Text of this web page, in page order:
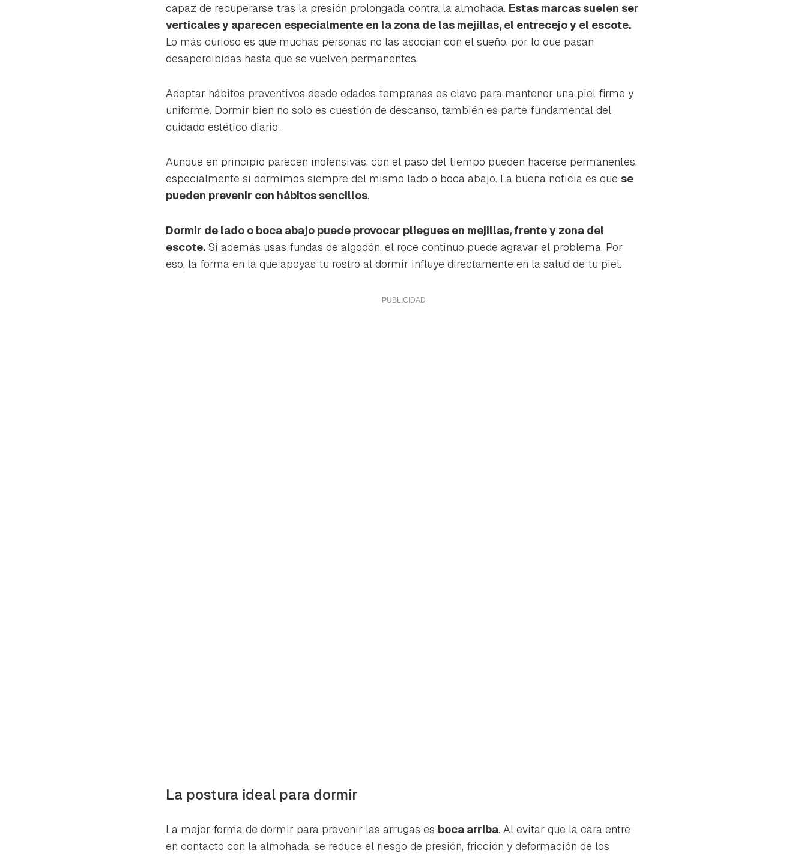
Guardar como favorito
Para poder guardar como favorito, primero has de iniciar sesión con tu
cuenta de Hogarmanía.
capaz de recuperarse tras la presión prolongada contra la almohada. Estas marcas suelen ser
verticales y aparecen especialmente en la zona de las mejillas, el entrecejo y el escote.
Lo más curioso es que muchas personas no las asocian con el sueño, por lo que pasan
desapercibidas hasta que se vuelven permanentes.
Adoptar hábitos preventivos desde edades tempranas es clave para mantener una piel firme y
uniforme. Dormir bien no solo es cuestión de descanso, también es parte fundamental del
cuidado estético diario.
Aunque en principio parecen inofensivas, con el paso del tiempo pueden hacerse permanentes,
especialmente si dormimos siempre del mismo lado o boca abajo. La buena noticia es que se
pueden prevenir con hábitos sencillos.
Dormir de lado o boca abajo puede provocar pliegues en mejillas, frente y zona del
escote. Si además usas fundas de algodón, el roce continuo puede agravar el problema. Por
eso, la forma en la que apoyas tu rostro al dormir influye directamente en la salud de tu piel.
La postura ideal para dormir
La mejor forma de dormir para prevenir las arrugas es boca arriba. Al evitar que la cara entre
en contacto con la almohada, se reduce el riesgo de presión, fricción y deformación de los
Contenido enviado
Gracias por suscribirte a nuestro boletín.